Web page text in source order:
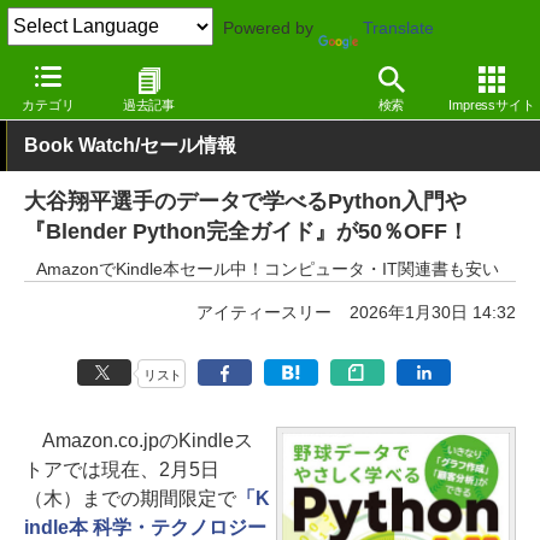
Powered by Translate
カテゴリ 過去記事 検索 Impressサイト
窓の杜 電子書籍・本
Book Watch/セール情報
大谷翔平選手のデータで学べるPython入門や
『Blender Python完全ガイド』が50％OFF！
AmazonでKindle本セール中！コンピュータ・IT関連書も安い
アイティースリー 2026年1月30日 14:32
リスト
Amazon.co.jpのKindleス
トアでは現在、2月5日
（木）までの期間限定で「K
indle本 科学・テクノロジー